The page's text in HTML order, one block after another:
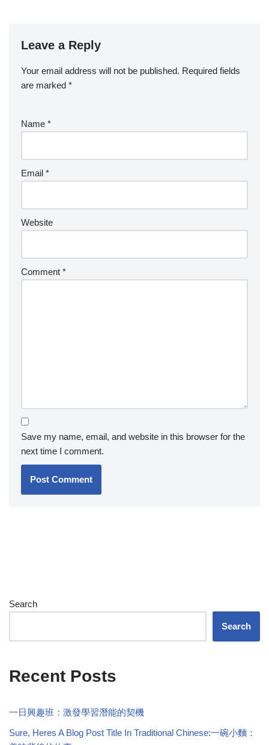
Leave a Reply
Your email address will not be published. Required fields
are marked *
Name *
Email *
Website
Comment *
Save my name, email, and website in this browser for the
next time I comment.
Search
Search
Recent Posts
一日興趣班：激發學習潛能的契機
Sure, Heres A Blog Post Title In Traditional Chinese:一碗小麵：